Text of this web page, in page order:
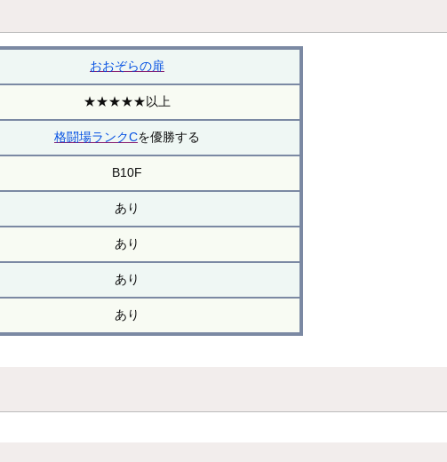
おおぞらの扉
★★★★★以上
格闘場ランクCを優勝する
B10F
あり
あり
あり
あり